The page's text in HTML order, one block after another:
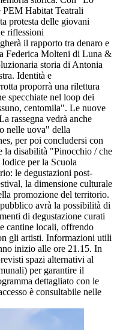
Habitat Teatrali
protesta delle giovani
riflessioni
il rapporto tra denaro e
Federica Molteni di Luna &
storia di Antonia
Identità e
proporrà una rilettura
specchiate nel loop dei
centomila". Le nuove
rassegna vedrà anche
nelle uova" della
per poi concludersi con
la disabilità "Pinocchio / che
per la Scuola
le degustazioni post-
la dimensione culturale
promozione del territorio.
avrà la possibilità di
di degustazione curati
cantine locali, offrendo
gli artisti. Informazioni utili
inizio alle ore 21.15. In
spazi alternativi al
per garantire il
dettagliato con le
è consultabile nelle